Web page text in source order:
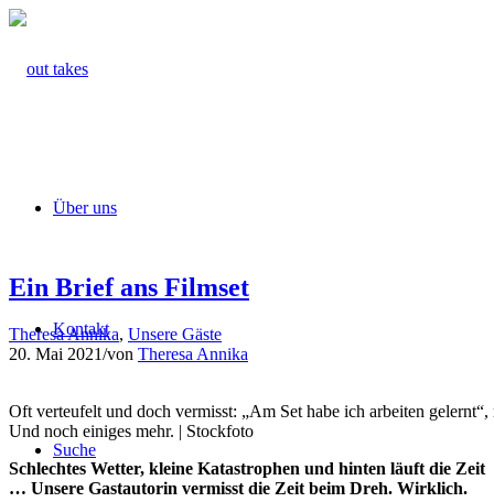
Über uns
Kontakt
Suche
Ein Brief ans Filmset
Theresa Annika, Unsere Gäste
20. Mai 2021/von Theresa Annika
Oft verteufelt und doch vermisst: „Am Set habe ich arbeiten
Und noch einiges mehr. | Stockfoto
Schlechtes Wetter, kleine Katastrophen und hinten läuft die Zeit
… Unsere Gastautorin vermisst die Zeit beim Dreh. Wirklich.